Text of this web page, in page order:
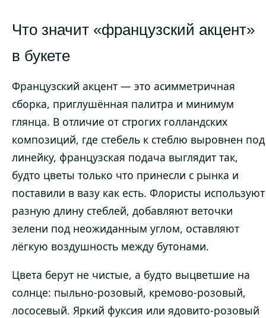
Что значит «французский акцент»
в букете
Французский акцент — это асимметричная
сборка, приглушённая палитра и минимум
глянца. В отличие от строгих голландских
композиций, где стебель к стеблю выровнен под
линейку, французская подача выглядит так,
будто цветы только что принесли с рынка и
поставили в вазу как есть. Флористы используют
разную длину стеблей, добавляют веточки
зелени под неожиданным углом, оставляют
лёгкую воздушность между бутонами.
Цвета берут не чистые, а будто выцветшие на
солнце: пыльно-розовый, кремово-розовый,
лососевый. Яркий фуксия или ядовито-розовый